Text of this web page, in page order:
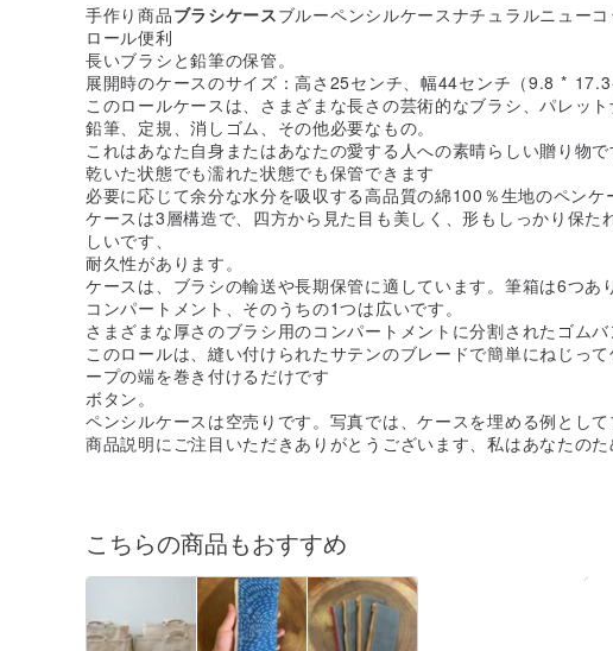
手作り商品ブラシケースブルーペンシルケースナチュラルニューコ
ロール便利
長いブラシと鉛筆の保管。
展開時のケースのサイズ：高さ25センチ、幅44センチ（9.8 * 17.3
このロールケースは、さまざまな長さの芸術的なブラシ、パレット
鉛筆、定規、消しゴム、その他必要なもの。
これはあなた自身またはあなたの愛する人への素晴らしい贈り物
乾いた状態でも濡れた状態でも保管できます
必要に応じて余分な水分を吸収する高品質の綿100％生地のペンケ
ケースは3層構造で、四方から見た目も美しく、形もしっかり保た
しいです、
耐久性があります。
ケースは、ブラシの輸送や長期保管に適しています。筆箱は6つあ
コンパートメント、そのうちの1つは広いです。
さまざまな厚さのブラシ用のコンパートメントに分割されたゴムバ
このロールは、縫い付けられたサテンのブレードで簡単にねじっ
ープの端を巻き付けるだけです
ボタン。
ペンシルケースは空売りです。写真では、ケースを埋める例として
商品説明にご注目いただきありがとうございます、私はあなたのた
こちらの商品もおすすめ